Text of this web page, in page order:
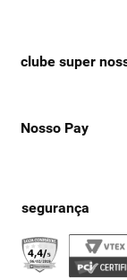
clube super
Nosso Pay